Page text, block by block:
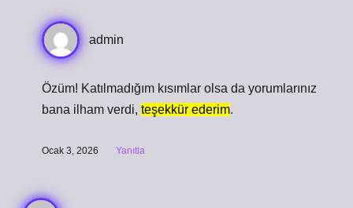
admin
Özüm! Katılmadığım kısımlar olsa da yorumlarınız
bana ilham verdi, teşekkür ederim.
Ocak 3, 2026 Yanıtla